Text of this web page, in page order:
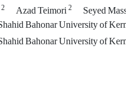
2 Azad Teimori2 Seyed
Bahonar University of
Bahonar University of